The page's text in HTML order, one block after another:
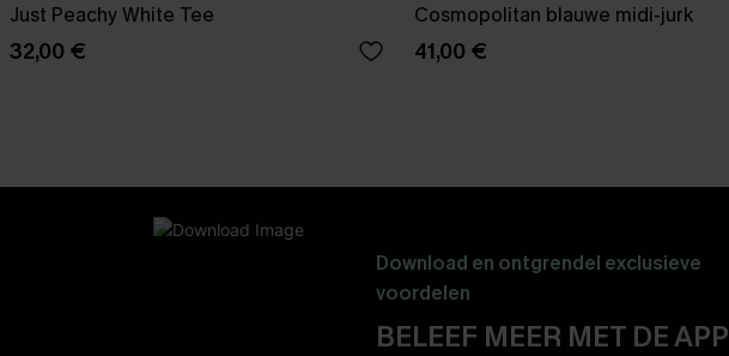
Just Peachy White Tee
32,00 €
Cosmopolitan blauwe midi-jurk
41,00 €
Download en ontgrendel exclusieve
voordelen
BELEEF MEER MET DE APP